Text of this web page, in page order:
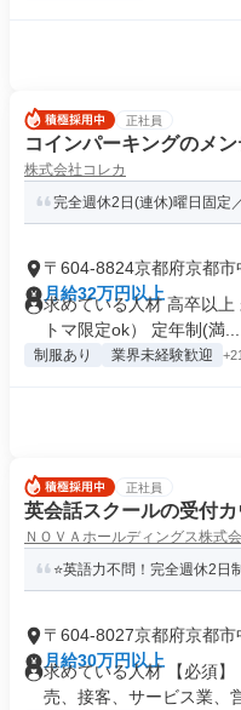
正社員
コインパーキングのメ
株式会社コレカ
完全週休2日(連休)曜日固定
〒604-8824京都府京都
月給32万円以上
求めている人材 高卒以
トマ限定ok） 定年制(満...
制服あり 業界未経験歓迎
正社員
英会話スクールの受付
ＮＯＶＡホールディングス株式
⭐英語力不問！完全週休2
〒604-8027京都府京都市
月給30万円以上
求めている人材 【必須
売、接客、サービス業、